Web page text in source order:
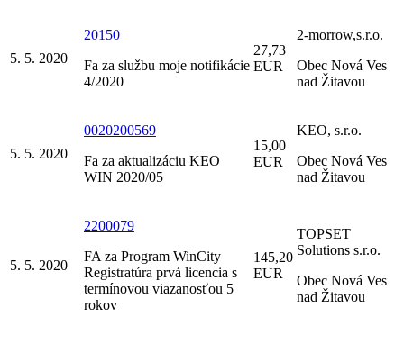
5. 5. 2020
20150
Fa za službu moje notifikácie
4/2020
27,73
EUR
2-morrow,s.r.o.
Obec Nová Ves
nad Žitavou
5. 5. 2020
0020200569
Fa za aktualizáciu KEO
WIN 2020/05
15,00
EUR
KEO, s.r.o.
Obec Nová Ves
nad Žitavou
5. 5. 2020
2200079
FA za Program WinCity
Registratúra prvá licencia s
termínovou viazanosťou 5
rokov
145,20
EUR
TOPSET
Solutions s.r.o.
Obec Nová Ves
nad Žitavou